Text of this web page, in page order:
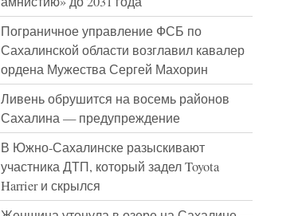
Пограничное управление ФСБ по
Сахалинской области возглавил кавалер
ордена Мужества Сергей Махорин
Ливень обрушится на восемь районов
Сахалина — предупреждение
В Южно-Сахалинске разыскивают
участника ДТП, который задел Toyota
Harrier и скрылся